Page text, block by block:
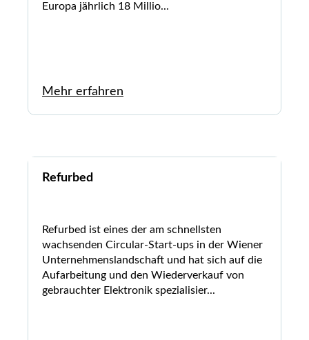
Europa jährlich 18 Millio...
Mehr erfahren
Refurbed
Refurbed ist eines der am schnellsten
wachsenden Circular-Start-ups in der Wiener
Unternehmenslandschaft und hat sich auf die
Aufarbeitung und den Wiederverkauf von
gebrauchter Elektronik spezialisier...